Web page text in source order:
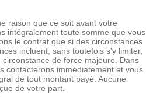
raison que ce soit avant votre
intégralement toute somme que vous
le contrat que si des circonstances
incluent, sans toutefois s'y limiter,
de force majeure. Dans
contacterons immédiatement et vous
de tout montant payé. Aucune
de votre part.